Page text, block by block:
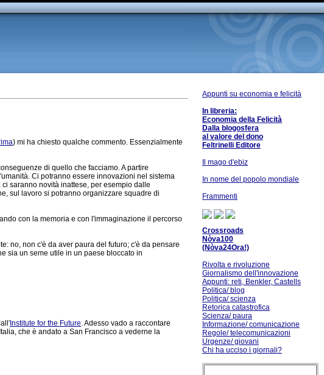
) mi ha chiesto qualche commento. Essenzialmente
di quello che facciamo. A partire
Ci potranno essere innovazioni nel sistema
saranno novità inattese, per esempio dalle
sul lavoro si potranno organizzare squadre di
con la memoria e con l'immaginazione il percorso
no, non c'è da aver paura del futuro; c'è da pensare
sia un seme utile in un paese bloccato in
Institute for the Future. Adesso vado a raccontare
che è andato a San Francisco a vederne la
Appunti su economia e felicità
In libreria:
Economia della Felicità
Dalla blogosfera
al valore del dono
Feltrinelli Editore
Il mago d'ebiz
In nome del popolo mondiale
Frammenti
Crossroads
Nòva100
(Nòva24Ora!)
Rivolta e rivoluzione
Giornalismo dell'innovazione
Appunti: reti, Benkler, Castells
Politica/ blog
Politica/ scienza
Retorica catastrofica
Scienza/ paura
Informazione/ comunicazione
Regole/ telecomunicazioni
Urgenze/ giovani
Chi ha ucciso i giornali?